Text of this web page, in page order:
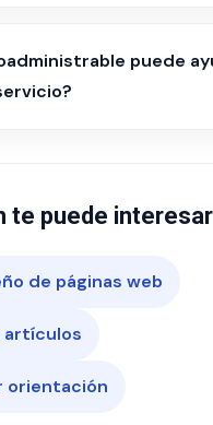
puede
te puede interesar
de páginas web
artículos
orientación